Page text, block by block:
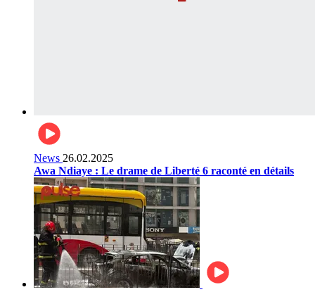
News 26.02.2025
Awa Ndiaye : Le drame de Liberté 6 raconté en détails